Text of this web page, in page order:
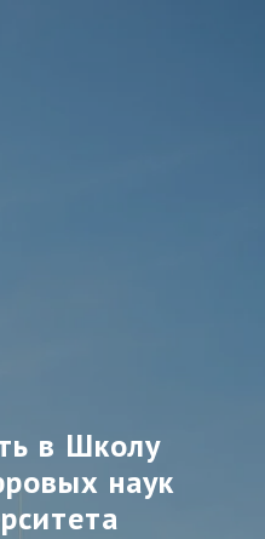
в Школу
наук